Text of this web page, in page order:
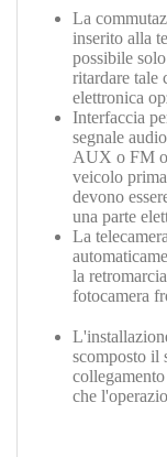
La
inserito alla
possibile
ritardare tale
elettronica
Interfaccia p
segnale
AUX o FM
veicolo
devono
una parte
La
la
fotocamera
scomposto il
che